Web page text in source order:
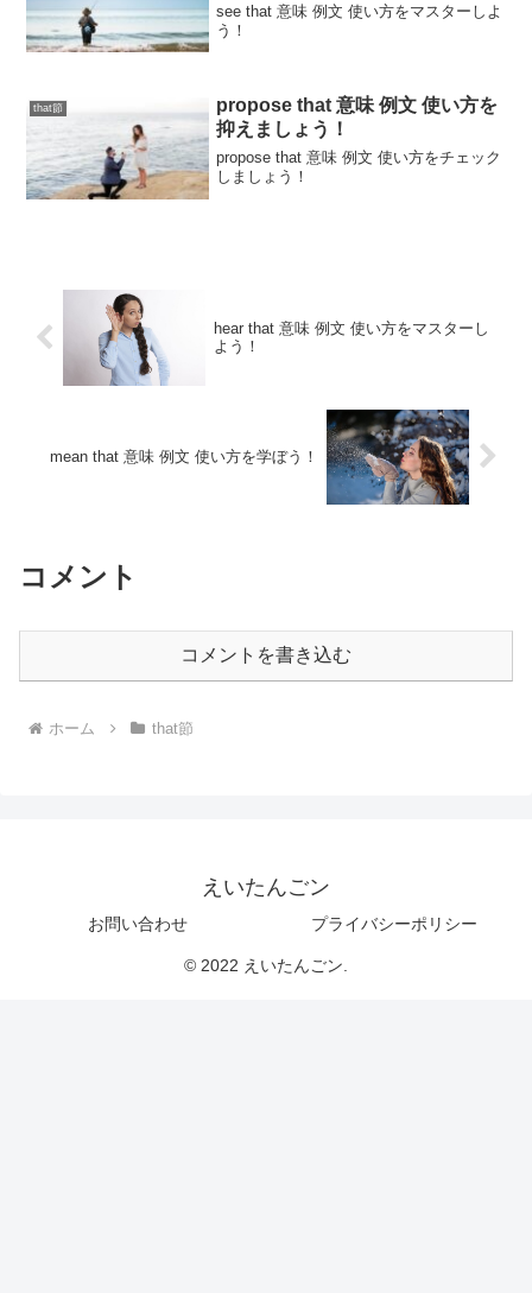
see that 意味 例文 使い方をマスターしよ
う！
that節
propose that 意味 例文 使い方を
抑えましょう！
propose that 意味 例文 使い方をチェック
しましょう！
hear that 意味 例文 使い方をマスターし
よう！
mean that 意味 例文 使い方を学ぼう！
コメント
コメントを書き込む
ホーム that節
えいたんごン
お問い合わせ プライバシーポリシー
© 2022 えいたんごン.